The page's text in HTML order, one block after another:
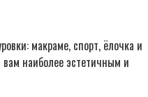
макраме, спорт, ёлочка и
вам наиболее эстетичным и